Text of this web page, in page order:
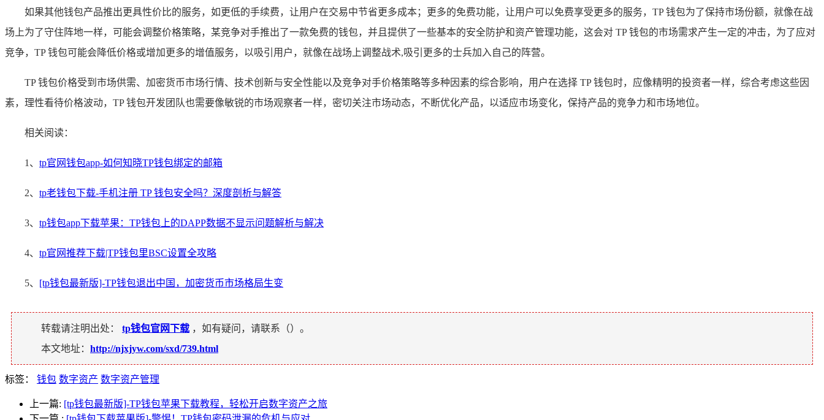
如果其他钱包产品推出更具性价比的服务，如更低的手续费，让用户在交易中节省更多成本；更多的免费功能，让用户可以免费享受更多的服务，TP 钱包为了保持市场份额，就像在战
场上为了守住阵地一样，可能会调整价格策略，某竞争对手推出了一款免费的钱包，并且提供了一些基本的安全防护和资产管理功能，这会对 TP 钱包的市场需求产生一定的冲击，为了应对
竞争，TP 钱包可能会降低价格或增加更多的增值服务，以吸引用户，就像在战场上调整战术,吸引更多的士兵加入自己的阵营。
TP 钱包价格受到市场供需、加密货币市场行情、技术创新与安全性能以及竞争对手价格策略等多种因素的综合影响，用户在选择 TP 钱包时，应像精明的投资者一样，综合考虑这些因
素，理性看待价格波动，TP 钱包开发团队也需要像敏锐的市场观察者一样，密切关注市场动态，不断优化产品，以适应市场变化，保持产品的竞争力和市场地位。
相关阅读：
1、 tp官网钱包app-如何知晓TP钱包绑定的邮箱
2、 tp老钱包下载-手机注册 TP 钱包安全吗？深度剖析与解答
3、 tp钱包app下载苹果：TP钱包上的DAPP数据不显示问题解析与解决
4、 tp官网推荐下载|TP钱包里BSC设置全攻略
5、 [tp钱包最新版]-TP钱包退出中国，加密货币市场格局生变
转载请注明出处： tp钱包官网下载 ，如有疑问，请联系（）。
本文地址： http://njxjyw.com/sxd/739.html
标签： 钱包 数字资产 数字资产管理
上一篇: [tp钱包最新版]-TP钱包苹果下载教程，轻松开启数字资产之旅